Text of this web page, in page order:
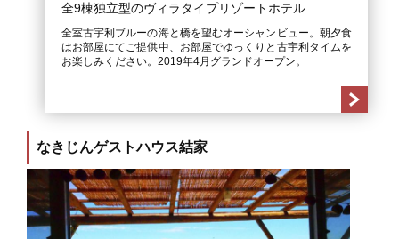
全9棟独立型のヴィラタイプリゾートホテル
全室古宇利ブルーの海と橋を望むオーシャンビュー。朝夕食
はお部屋にてご提供中、お部屋でゆっくりと古宇利タイムを
お楽しみください。2019年4月グランドオープン。
なきじんゲストハウス結家